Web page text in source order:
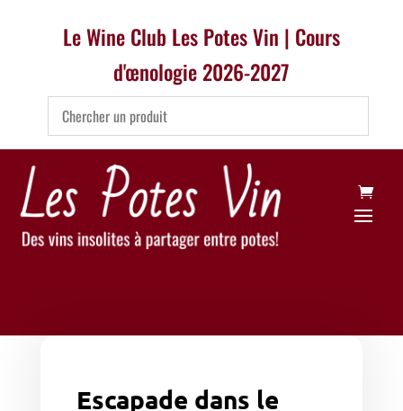
Le Wine Club Les Potes Vin | Cours
d'œnologie 2026-2027
Escapade dans le